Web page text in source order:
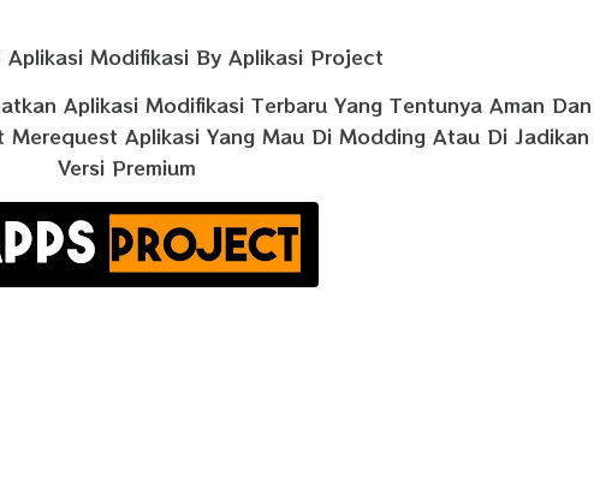
Aplikasi Modifikasi By Aplikasi Project
Aplikasi Modifikasi Terbaru Yang Tentunya Aman Dan
Aplikasi Yang Mau Di Modding Atau Di Jadikan
Versi Premium